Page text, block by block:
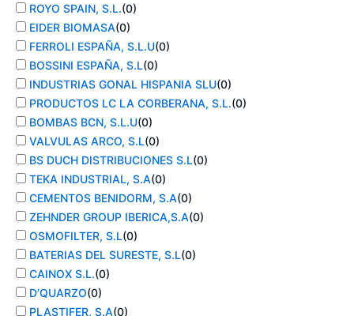
ROYO SPAIN, S.L.(0)
EIDER BIOMASA(0)
FERROLI ESPAÑA, S.L.U(0)
BOSSINI ESPAÑA, S.L(0)
INDUSTRIAS GONAL HISPANIA SLU(0)
PRODUCTOS LC LA CORBERANA, S.L.(0)
BOMBAS BCN, S.L.U(0)
VALVULAS ARCO, S.L(0)
BS DUCH DISTRIBUCIONES S.L(0)
TEKA INDUSTRIAL, S.A(0)
CEMENTOS BENIDORM, S.A(0)
ZEHNDER GROUP IBERICA,S.A(0)
OSMOFILTER, S.L(0)
BATERIAS DEL SURESTE, S.L(0)
CAINOX S.L.(0)
D’QUARZO(0)
PLASTIFER, S.A(0)